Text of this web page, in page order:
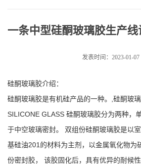
公
动
一条中型硅酮玻璃胶生产
发表时间：2023-01-07
硅酮玻璃胶介绍：
硅酮玻璃胶是有机硅产品的一种。,硅酮玻
SILICONE GLASS 硅酮玻璃胶分为两种，
于中空玻璃密封。 双组份硅酮玻璃胶是以
基硅油201的材料为主剂，以金属氧化物为
份密封胶， 该胶固化后，具有优异的耐候